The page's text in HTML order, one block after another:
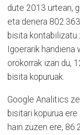
dute 2013 urtean,
eta denera
bisita kontabilizatu
Igoerarik
orokorrak izan du,
bisita kopuruak.
Google Analitics
bisitari kopurua
hain zuzen ere,